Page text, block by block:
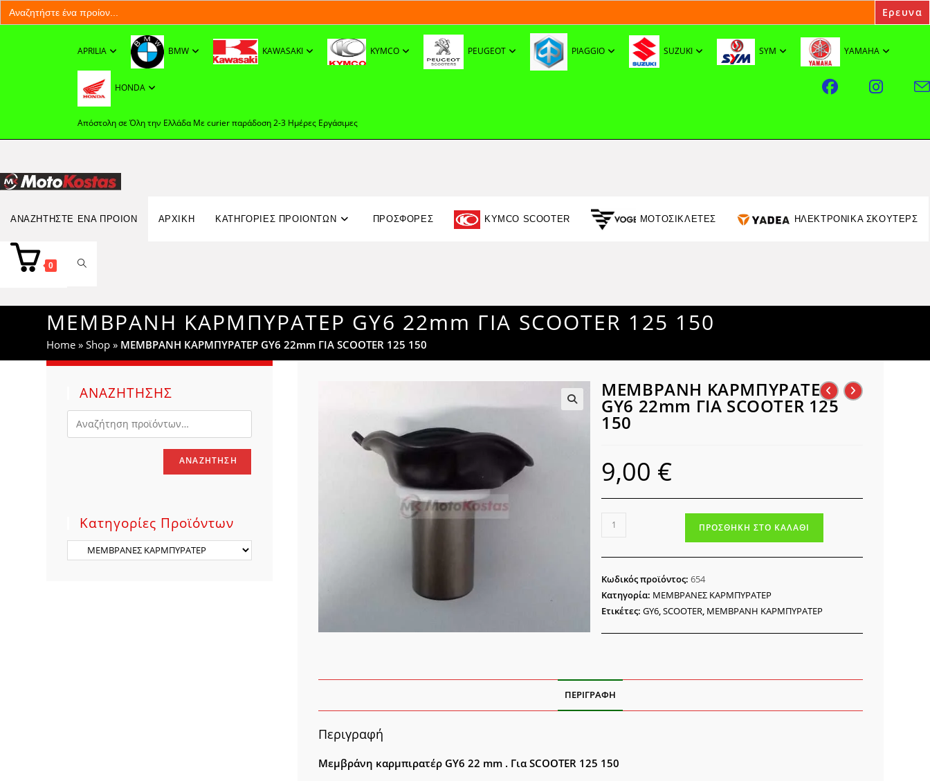
Search
for:
APRILIA BMW KAWASAKI KYMCO PEUGEOT PIAGGIO SUZUKI SYM YAMAHA
HONDA
Απόστολη σε Όλη την Ελλάδα Με curier παράδοση 2-3 Ημέρες Εργάσιμες
ΑΝΑΖΗΤΉΣΤΕ ΈΝΑ ΠΡΟΊΟΝ
Search
for: ΑΡΧΙΚΉ ΚΑΤΗΓΟΡΙΕΣ ΠΡΟΙΟΝΤΩΝ ΠΡΟΣΦΟΡΈΣ KYMCO SCOOTER ΜΟΤΟΣΙΚΛΕΤΕΣ ΗΛΕΚΤΡΟΝΙΚΑ ΣΚΟΥΤΕΡΣ
0 TOGGLE
WEBSITE
SEARCH
ΜΕΜΒΡΑΝΗ ΚΑΡΜΠΥΡΑΤΕΡ GY6 22mm ΓΙΑ SCOOTER 125 150
Home »Shop » ΜΕΜΒΡΑΝΗ ΚΑΡΜΠΥΡΑΤΕΡ GY6 22mm ΓΙΑ SCOOTER 125 150
ΜΕΜΒΡΑΝΗ ΚΑΡΜΠΥΡΑΤΕΡ
GY6 22mm ΓΙΑ SCOOTER 125
150
9,00 €
ΜΕΜΒΡΑΝΗ
GY6
ΓΙΑ
SCOOTER
ΠΡΟΣΘΉΚΗ ΣΤΟ ΚΑΛΆΘΙ
Κωδικός προϊόντος:654
Κατηγορία: ΜΕΜΒΡΑΝΕΣ ΚΑΡΜΠΥΡΑΤΕΡ
Ετικέτες:GY6,SCOOTER, ΜΕΜΒΡΑΝΗ ΚΑΡΜΠΥΡΑΤΕΡ
ΠΕΡΙΓΡΑΦΉ
Περιγραφή
Μεμβράνη καρμπιρατέρ GY6 22 mm . Για SCOOTER 125 150
ΑΝΑΖΗΤΗΣΗΣ
ΑΝΑΖΉΤΗΣΗ
Κατηγορίες Προϊόντων